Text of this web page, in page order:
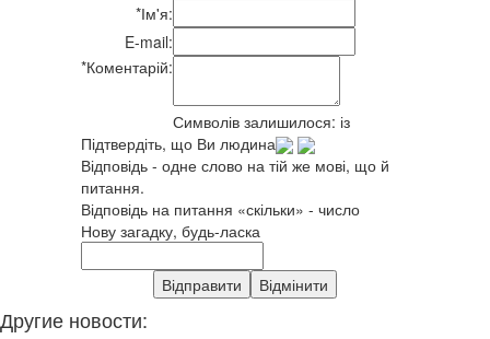
*Ім'я:
E-mail:
*Коментарій:
Символів залишилося: із
Підтвердіть, що Ви людина
Відповідь - одне слово на тій же мові, що й
питання.
Відповідь на питання «скільки» - число
Нову загадку, будь-ласка
Другие новости: